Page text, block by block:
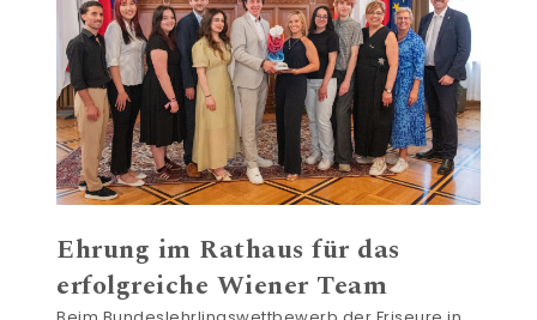
Ehrung im Rathaus für das
erfolgreiche Wiener Team